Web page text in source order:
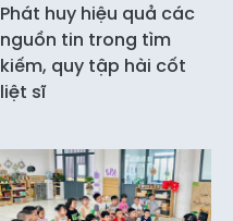
Phát huy hiệu quả các
nguồn tin trong tìm
kiếm, quy tập hài cốt
liệt sĩ